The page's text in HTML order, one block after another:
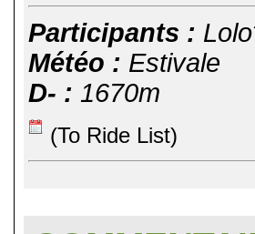
Participants :
Météo : Estivale
D- : 1670m
(To Ride List)